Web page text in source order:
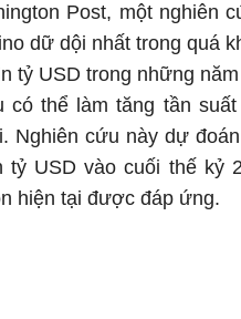
Post, một nghiên
dữ dội nhất trong quá
tỷ USD trong những
có thể làm tăng tần
Nghiên cứu này dự
USD vào cuối thế kỷ
hiện tại được đáp ứng.